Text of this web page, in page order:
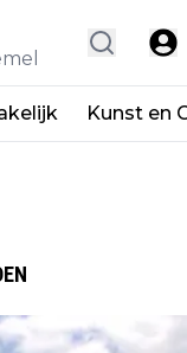
Kunst en